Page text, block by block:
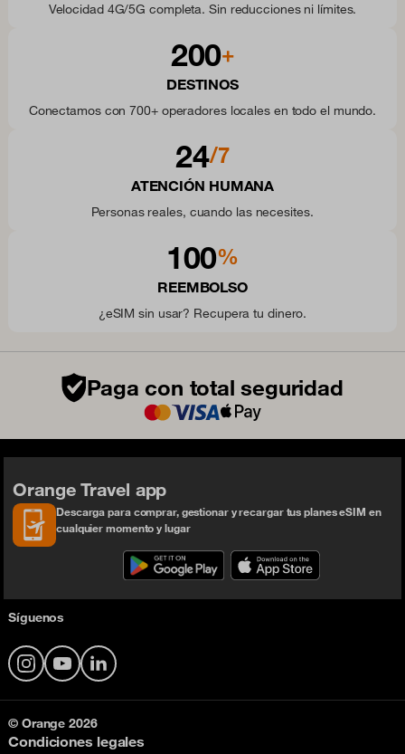
Velocidad 4G/5G completa. Sin reducciones ni límites.
200+
DESTINOS
Conectamos con 700+ operadores locales en todo el mundo.
24/7
ATENCIÓN HUMANA
Personas reales, cuando las necesites.
100%
REEMBOLSO
¿eSIM sin usar? Recupera tu dinero.
Paga con total seguridad
Orange Travel app
Descarga para comprar, gestionar y recargar tus planes eSIM en
cualquier momento y lugar
Síguenos
InstagramYouTubeLinkedIn
© Orange 2026
Condiciones legales